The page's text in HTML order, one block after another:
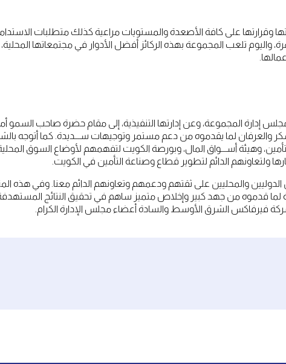
على كافة الأصعدة والمستويات مراعية كذلك متطلبات
تلعب المجموعة بهذه الركائز أفضل الأدوار في مجتمعاتها
المجموعة، وعن إدارتها التنفيذية، إلى مقام حضرة صاحب السمو
والعرفان لما يقدموه من دعم مستمر وتوجيهات ســـديدة. كما أتوجه
وهيئة أســـواق المال، وبورصة الكويت لتفهمهم لأوضاع السوق
ولتعاونهم الدائم لتطوير قطاع وصناعة التأمين في الكويت.
الدوليين والمحليين على ثقتهم ودعمهم وتعاونهم الدائم معنا. وفي هذه
لما قدموه من جهد كبير وإخلاص متميز ساهم في تحقيق النتائج
فيرفاكس الشرق الأوسط والسادة أعضاء مجلس الإدارة الكرام.